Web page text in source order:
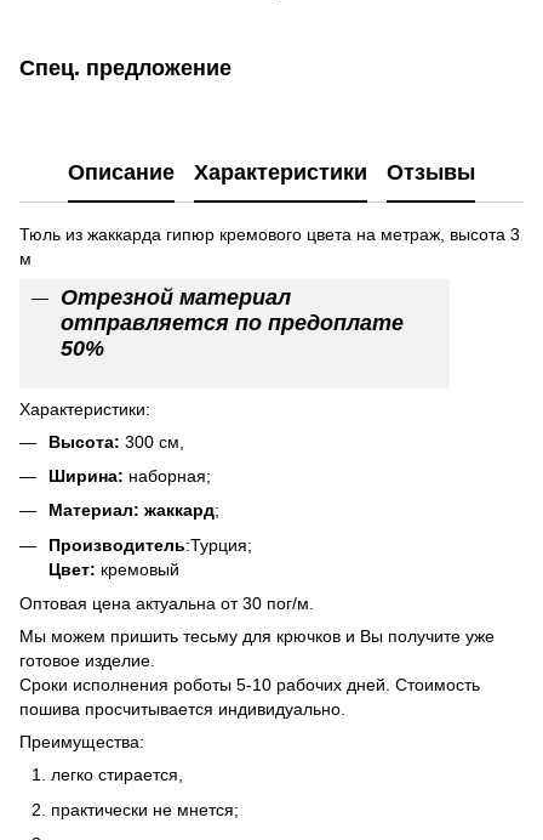
Спец. предложение
Описание Характеристики Отзывы
Тюль из жаккарда гипюр кремового цвета на метраж, высота 3
м
Отрезной материал
отправляется по предоплате
50%
Характеристики:
Высота: 300 см,
Ширина: наборная;
Материал: жаккард;
Производитель:Турция;
Цвет: кремовый
Оптовая цена актуальна от 30 пог/м.
Мы можем пришить тесьму для крючков и Вы получите уже
готовое изделие.
Сроки исполнения роботы 5-10 рабочих дней. Стоимость
пошива просчитывается индивидуально.
Преимущества:
легко стирается,
практически не мнется;